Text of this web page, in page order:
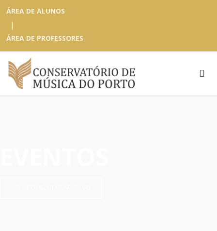
ÁREA DE ALUNOS
|
ÁREA DE PROFESSORES